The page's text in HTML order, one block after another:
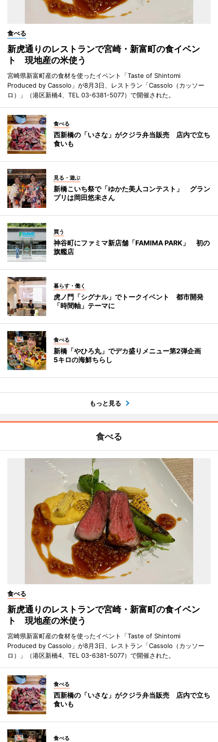
食べる
新虎通りのレストランで宮崎・新富町の食イベン
ト 現地産の米使う
宮崎県新富町産の食材を使ったイベント「Taste of Shintomi
Produced by Cassolo」が8月3日、レストラン「Cassolo（カッソー
ロ）」（港区新橋4、TEL 03-6381-5077）で開催された。
食べる
西新橋の「いさな」がクジラ弁当販売 店内で立ち
食いも
見る・遊ぶ
新橋こいち祭で「ゆかた美人コンテスト」 グラン
プリは岡田悠未さん
買う
神谷町にファミマ新店舗「FAMIMA PARK」 初の
旗艦店
暮らす・働く
虎ノ門「シグナル」でトークイベント 都市開発
「時間軸」テーマに
食べる
新橋「やひろ丸」でデカ盛りメニュー第2弾企画
5キロの海鮮ちらし
もっと見る
食べる
食べる
新虎通りのレストランで宮崎・新富町の食イベン
ト 現地産の米使う
宮崎県新富町産の食材を使ったイベント「Taste of Shintomi
Produced by Cassolo」が8月3日、レストラン「Cassolo（カッソー
ロ）」（港区新橋4、TEL 03-6381-5077）で開催された。
食べる
西新橋の「いさな」がクジラ弁当販売 店内で立ち
食いも
食べる